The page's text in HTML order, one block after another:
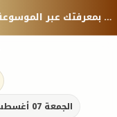
منصة معرفية موثوقة — شارك بمعرفتك عبر الموسوعة العالمية كيوبيديا.
الجمعة 07 أغسطس 2026